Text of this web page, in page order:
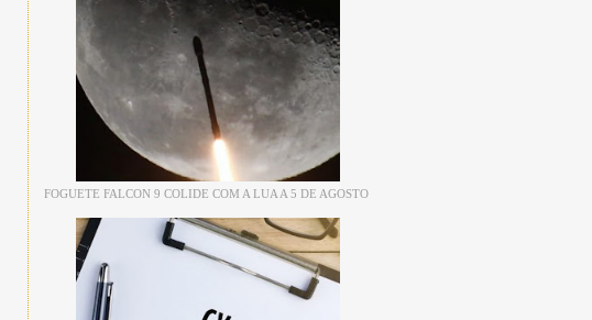
FOGUETE FALCON 9 COLIDE COM A LUA A 5 DE AGOSTO